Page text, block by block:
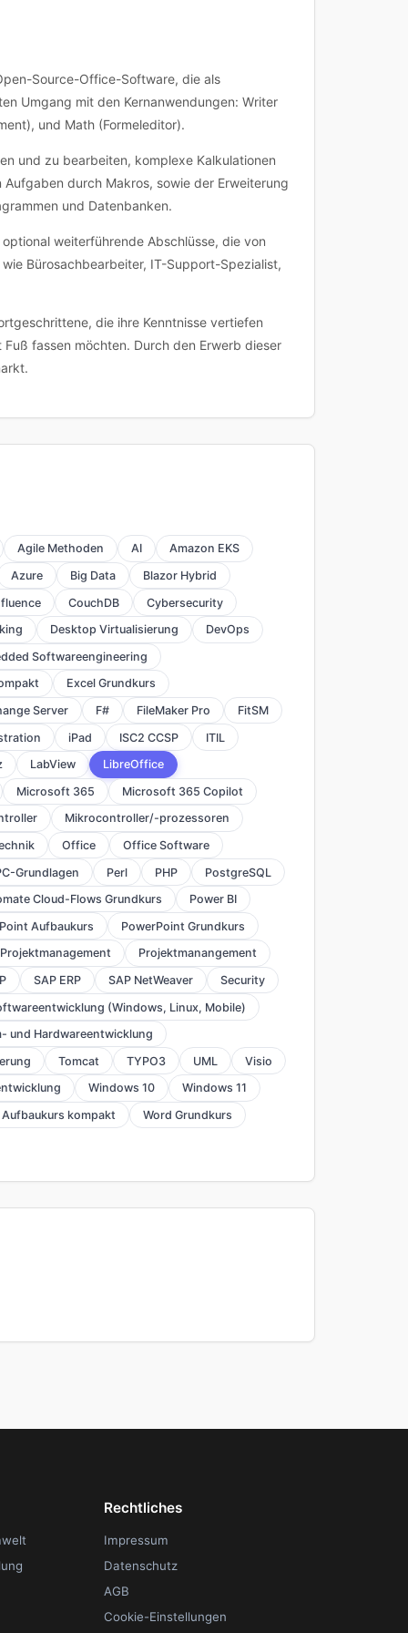
Source-Office-Software, die als
Umgang mit den Kernanwendungen: Writer
und Math (Formeleditor).
und zu bearbeiten, komplexe Kalkulationen
durch Makros, sowie der Erweiterung
und Datenbanken.
weiterführende Abschlüsse, die von
Bürosachbearbeiter, IT-Support-Spezialist,
die ihre Kenntnisse vertiefen
fassen möchten. Durch den Erwerb dieser
Agile Methoden AI
Amazon EKS
Azure Big Data
Blazor Hybrid
CouchDB
Cybersecurity
Desktop Virtualisierung
DevOps
Softwareengineering
Excel Grundkurs
Server F# FileMaker Pro
FitSM
iPad ISC2 CCSP
ITIL
LabView
LibreOffice
Microsoft 365
Microsoft 365 Copilot
Mikrocontroller/-prozessoren
Office
Office Software
Grundlagen Perl PHP
PostgreSQL
Cloud-Flows Grundkurs
Power BI
Aufbaukurs
PowerPoint Grundkurs
Projektmanagement
Projektmanangement
SAP ERP SAP NetWeaver
Security
(Windows, Linux, Mobile)
und Hardwareentwicklung
Tomcat TYPO3 UML
Visio
Windows 10
Windows 11
Aufbaukurs kompakt
Word Grundkurs
Rechtliches
Impressum
Datenschutz
AGB
Cookie-Einstellungen